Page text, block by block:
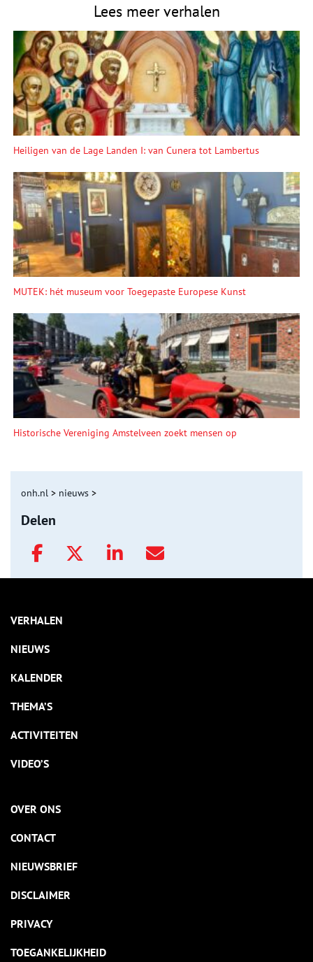
Lees meer verhalen
Heiligen van de Lage Landen I: van Cunera tot Lambertus
MUTEK: hét museum voor Toegepaste Europese Kunst
Historische Vereniging Amstelveen zoekt mensen op
onh.nl > nieuws >
Delen
VERHALEN
NIEUWS
KALENDER
THEMA’S
ACTIVITEITEN
VIDEO’S
OVER ONS
CONTACT
NIEUWSBRIEF
DISCLAIMER
PRIVACY
TOEGANKELIJKHEID